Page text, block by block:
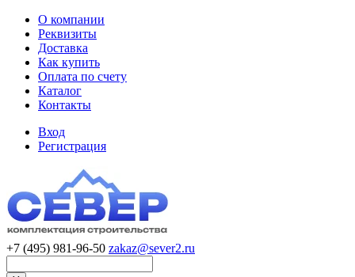
О компании
Реквизиты
Доставка
Как купить
Оплата по счету
Каталог
Контакты
Вход
Регистрация
+7 (495) 981-96-50 zakaz@sever2.ru